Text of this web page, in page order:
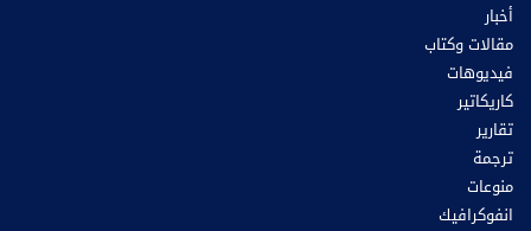
أخبار
مقالات وكتاب
فيديوهات
كاريكاتير
تقارير
ترجمة
منوعات
انفوكرافيك